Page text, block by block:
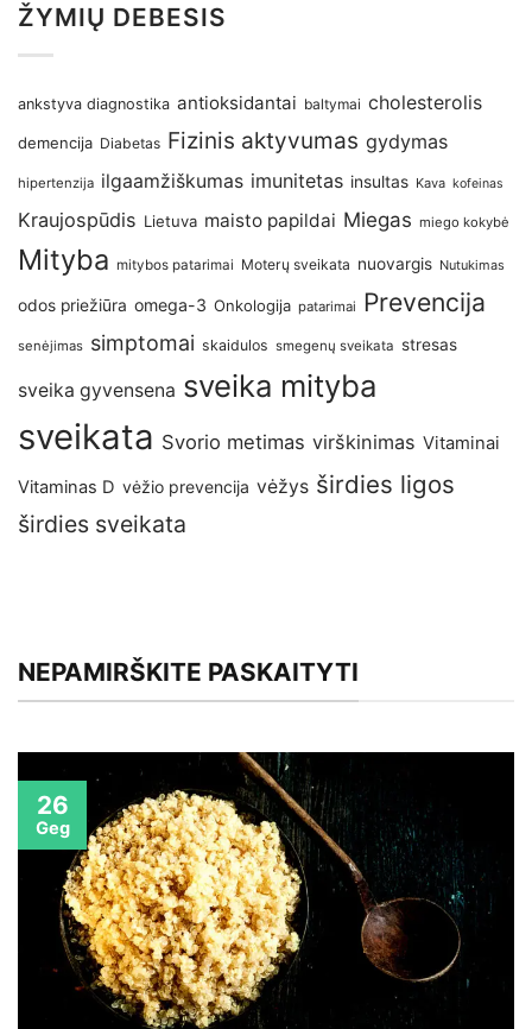
ŽYMIŲ DEBESIS
ankstyva diagnostika antioksidantai baltymai cholesterolis
demencija Diabetas Fizinis aktyvumas gydymas
hipertenzija ilgaamžiškumas imunitetas insultas Kava kofeinas
Kraujospūdis Lietuva maisto papildai Miegas miego kokybė
Mityba mitybos patarimai Moterų sveikata nuovargis Nutukimas
odos priežiūra omega-3 Onkologija patarimai Prevencija
senėjimas simptomai skaidulos smegenų sveikata stresas
sveika gyvensena sveika mityba
sveikata Svorio metimas virškinimas Vitaminai
Vitaminas D vėžio prevencija vėžys širdies ligos
širdies sveikata
NEPAMIRŠKITE PASKAITYTI
26
Geg